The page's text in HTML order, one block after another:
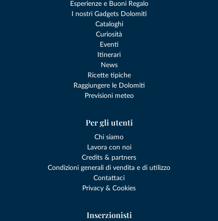
Esperienze e Buoni Regalo
I nostri Gadgets Dolomiti
Cataloghi
Curiosità
Eventi
Itinerari
News
Ricette tipiche
Raggiungere le Dolomiti
Previsioni meteo
Per gli utenti
Chi siamo
Lavora con noi
Credits & partners
Condizioni generali di vendita e di utilizzo
Contattaci
Privacy & Cookies
Inserzionisti